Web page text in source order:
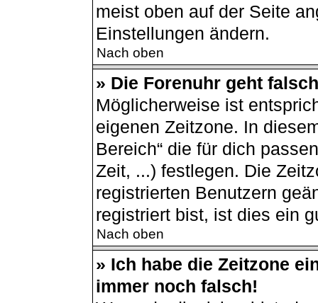
meist oben auf der Seite
Einstellungen ändern.
Nach oben
» Die Forenuhr geht
Möglicherweise ist
eigenen Zeitzone. In
Bereich“ die für dich
Zeit, ...) festlegen. Die
registrierten Benutzern
registriert bist, ist dies ein
Nach oben
» Ich habe die Zeitzone
immer noch falsch!